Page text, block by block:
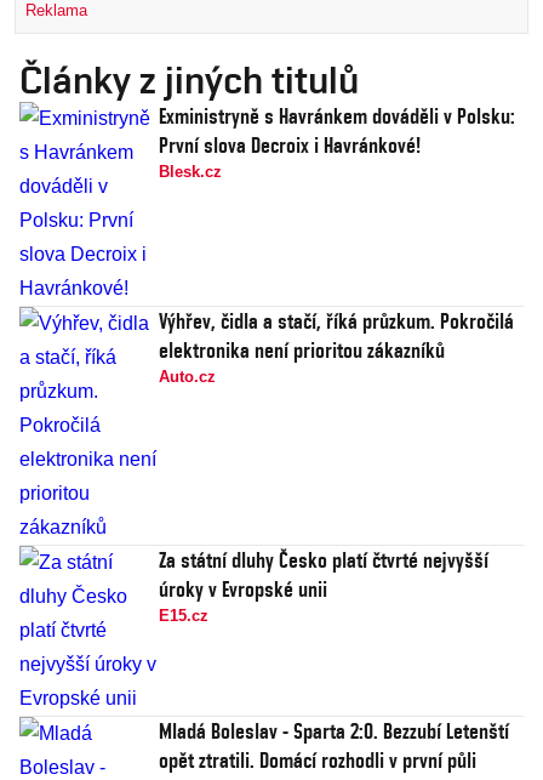
Reklama
Články z jiných titulů
Exministryně s Havránkem dováděli v Polsku:
První slova Decroix i Havránkové!
Blesk.cz
Výhřev, čidla a stačí, říká průzkum. Pokročilá
elektronika není prioritou zákazníků
Auto.cz
Za státní dluhy Česko platí čtvrté nejvyšší
úroky v Evropské unii
E15.cz
Mladá Boleslav - Sparta 2:0. Bezzubí Letenští
opět ztratili. Domácí rozhodli v první půli